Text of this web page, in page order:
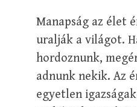
Manapság az élet
uralják a világot.
hordoznunk,
adnunk nekik. Az
egyetlen